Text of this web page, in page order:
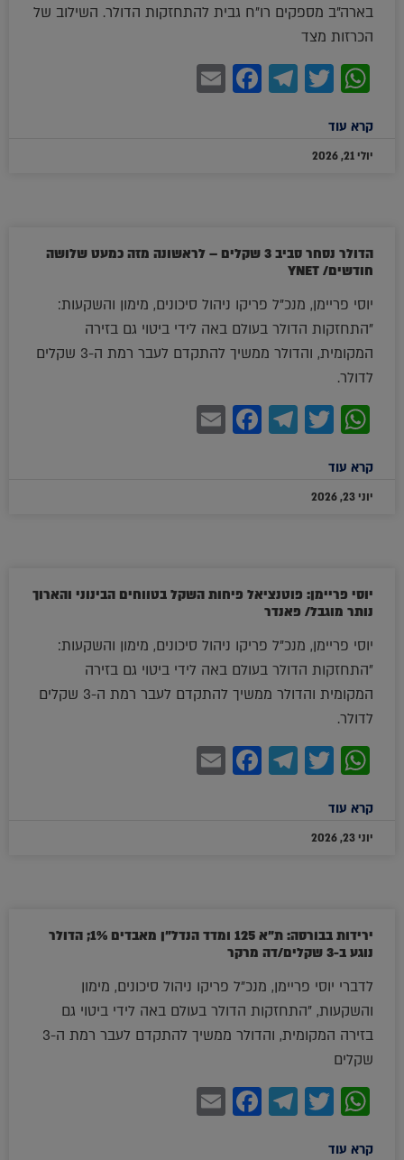
בארה"ב מספקים רו"ח גבית להתחזקות הדולר. השילוב של
הכרזות מצד
WhatsApp
Twitter
Telegram
Facebook
קרא עוד
יולי 21, 2026
הדולר נסחר סביב 3 שקלים – לראשונה מזה כמעט שלושה
חודשים/ YNET
יוסי פריימן, מנכ"ל פריקו ניהול סיכונים, מימון והשקעות:
"התחזקות הדולר בעולם באה לידי ביטוי גם בזירה
המקומית, והדולר ממשיך להתקדם לעבר רמת ה-3 שקלים
לדולר.
WhatsApp
Twitter
Telegram
Facebook
קרא עוד
יוני 23, 2026
יוסי פריימן: פוטנציאל פיחות השקל בטווחים הבינוני והארוך
נותר מוגבל/ פאנדר
יוסי פריימן, מנכ"ל פריקו ניהול סיכונים, מימון והשקעות:
״התחזקות הדולר בעולם באה לידי ביטוי גם בזירה
המקומית והדולר ממשיך להתקדם לעבר רמת ה-3 שקלים
לדולר.
WhatsApp
Twitter
Telegram
Facebook
קרא עוד
יוני 23, 2026
ירידות בבורסה: ת"א 125 ומדד הנדל"ן מאבדים 1%; הדולר
נוגע ב-3 שקלים/דה מרקר
לדברי יוסי פריימן, מנכ"ל פריקו ניהול סיכונים, מימון
והשקעות, "התחזקות הדולר בעולם באה לידי ביטוי גם
בזירה המקומית, והדולר ממשיך להתקדם לעבר רמת ה-3
שקלים
WhatsApp
Twitter
Telegram
Facebook
קרא עוד